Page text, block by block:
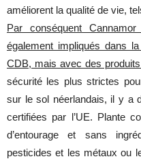
améliorent la qualité de vie,
Par conséquent
également impliqués dans
CDB, mais avec des
sécurité les plus strictes
sur le sol néerlandais, il y a
certifiées par l’UE. Plante
d’entourage et sans
pesticides et les métaux ou